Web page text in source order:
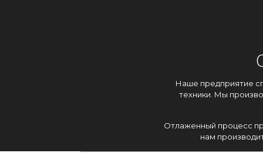
Наше предприятие
техники. Мы
Отлаженный процесс
нам